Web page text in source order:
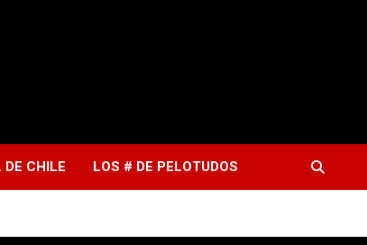
DE CHILE LOS # DE PELOTUDOS